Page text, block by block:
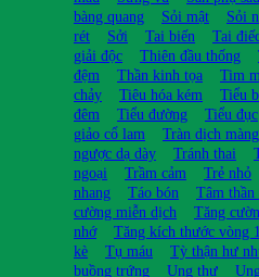
bàng quang
Sỏi mật Sỏi
rét
Sởi Tai biến Tai
giải độc
Thiên đầu thống
đệm
Thần kinh tọa Tim
chảy
Tiêu hóa kém Tiểu
đêm
Tiểu đường Tiểu đục
giảo cổ lam
Tràn dịch
ngược dạ dày
Tránh thai
ngoại
Trầm cảm Trẻ nhỏ
nhang
Táo bón Tâm
cường miễn dịch
Tăng
nhớ
Tăng kích thước vòng 1
kè
Tụ máu Tỳ thận hư
buồng trứng
Ung thư